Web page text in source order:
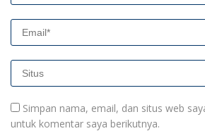
Simpan nama, email, dan situs web
untuk komentar saya berikutnya.